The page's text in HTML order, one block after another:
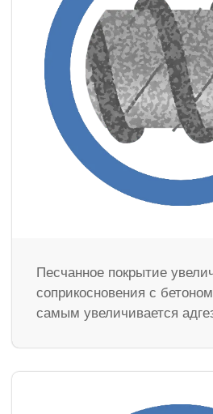
Песчанное покрытие
соприкосновения с
самым увеличивается